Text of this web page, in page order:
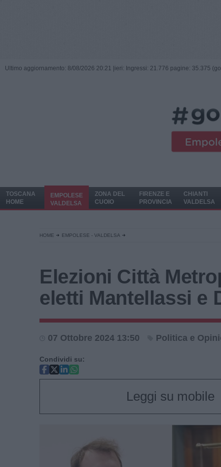
Ultimo aggiornamento: 8/08/2026 20:21 | ieri: Ingressi: 21.776 pagine: 35.375
TOSCANA
HOME
EMPOLESE
VALDELSA
ZONA DEL
CUOIO
FIRENZE E
PROVINCIA
CHIANTI
VALDELSA
HOME EMPOLESE - VALDELSA
Elezioni Città
eletti Mantellassi e
07 Ottobre 2024 13:50 Politica e
Condividi su:
Leggi su mobile